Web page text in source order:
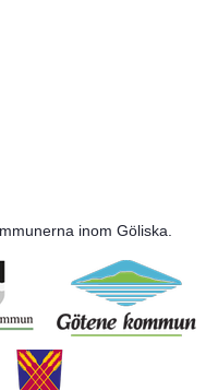
inom Göliska.